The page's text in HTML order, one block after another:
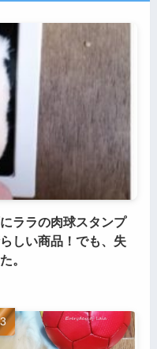
ララの肉球スタンプ
しい商品！でも、失
。